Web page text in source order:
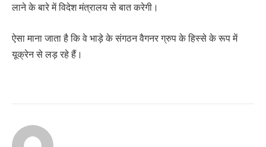
लाने के बारे में विदेश मंत्रालय से बात करेगी।
ऐसा माना जाता है कि वे भाड़े के संगठन वैगनर ग्रुप के हिस्से के रूप में
यूक्रेन से लड़ रहे हैं।